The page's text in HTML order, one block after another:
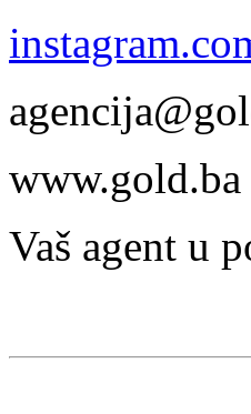
www.gold.ba
Vaš agent u